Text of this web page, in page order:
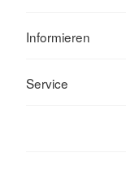
Informieren
Service